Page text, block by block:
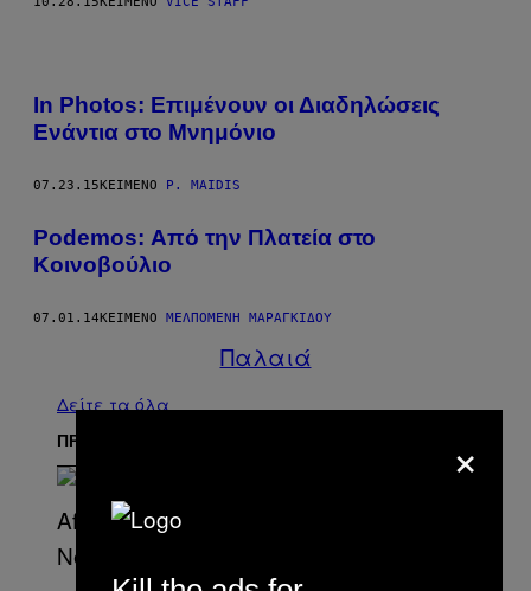
In Photos: Επιμένουν οι Διαδηλώσεις
Ενάντια στο Μνημόνιο
07.23.15ΚΕΊΜΕΝΟ P. MAIDIS
Podemos: Από την Πλατεία στο
Κοινοβούλιο
07.01.14 ΚΕΊΜΕΝΟ ΜΕΛΠΟΜΈΝΗ ΜΑΡΑΓΚΊΔΟΥ
Παλαιά
Δείτε τα όλα
ΠΡΟΣΦΑΤΑ ×